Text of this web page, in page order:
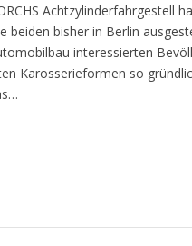
Achtzylinderfahrgestell
beiden bisher in Berlin
interessierten
Karosserieformen so